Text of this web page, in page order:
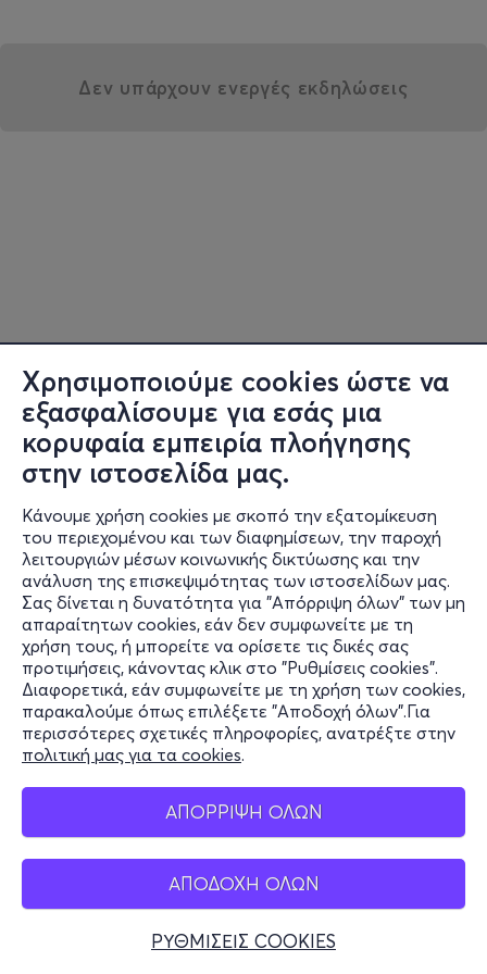
Χρησιμοποιούμε cookies ώστε να
εξασφαλίσουμε για εσάς μια
κορυφαία εμπειρία πλοήγησης
στην ιστοσελίδα μας.
Κάνουμε χρήση cookies με σκοπό την εξατομίκευση
του περιεχομένου και των διαφημίσεων, την παροχή
λειτουργιών μέσων κοινωνικής δικτύωσης και την
ανάλυση της επισκεψιμότητας των ιστοσελίδων μας.
Σας δίνεται η δυνατότητα για "Απόρριψη όλων" των μη
απαραίτητων cookies, εάν δεν συμφωνείτε με τη
χρήση τους, ή μπορείτε να ορίσετε τις δικές σας
προτιμήσεις, κάνοντας κλικ στο "Ρυθμίσεις cookies".
Διαφορετικά, εάν συμφωνείτε με τη χρήση των cookies,
παρακαλούμε όπως επιλέξετε "Αποδοχή όλων".Για
περισσότερες σχετικές πληροφορίες, ανατρέξτε στην
πολιτική μας για τα cookies.
ΑΠΟΡΡΙΨΗ ΟΛΩΝ
ΑΠΟΔΟΧΗ ΟΛΩΝ
ΡΥΘΜΙΣΕΙΣ COOKIES
Δεν υπάρχουν ενεργές εκδηλώσεις